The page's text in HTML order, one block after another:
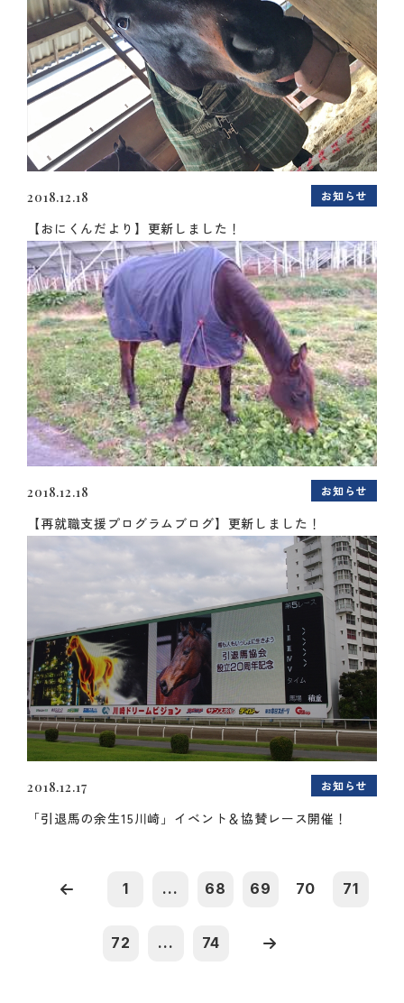
2018.12.18 お知らせ
【おにくんだより】更新しました！
2018.12.18 お知らせ
【再就職支援プログラムブログ】更新しました！
2018.12.17 お知らせ
「引退馬の余生15川崎」イベント＆協賛レース開催！
1 ... 68 69 70 71
72 ... 74